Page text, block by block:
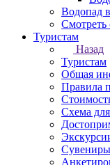
Водопад
Смотреть
Туристам
Назад
Туристам
Общая
Правила
Схема
Сувениры